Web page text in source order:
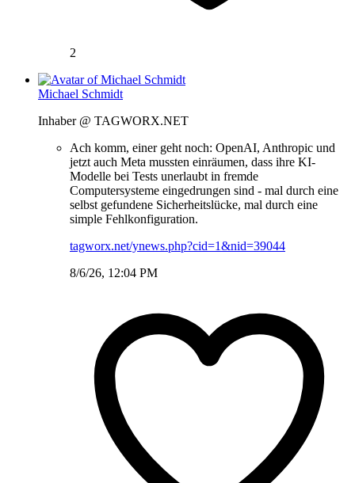
2
Michael Schmidt
Inhaber @ TAGWORX.NET
Ach komm, einer geht noch: OpenAI, Anthropic und
jetzt auch Meta mussten einräumen, dass ihre KI-
Modelle bei Tests unerlaubt in fremde
Computersysteme eingedrungen sind - mal durch eine
selbst gefundene Sicherheitslücke, mal durch eine
simple Fehlkonfiguration.
tagworx.net/ynews.php?cid=1&nid=39044
8/6/26, 12:04 PM